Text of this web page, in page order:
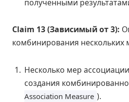
полученными
Claim 13 (Зависимый от 3):
комбинирования нескольких
Несколько мер
создания
Association Measure ).